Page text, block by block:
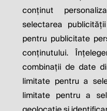
© 2026
Contact
Politica
conținut
selectarea
pentru publicitate
conținutului.
combinații de date
limitate pentru a
limitate pentru a